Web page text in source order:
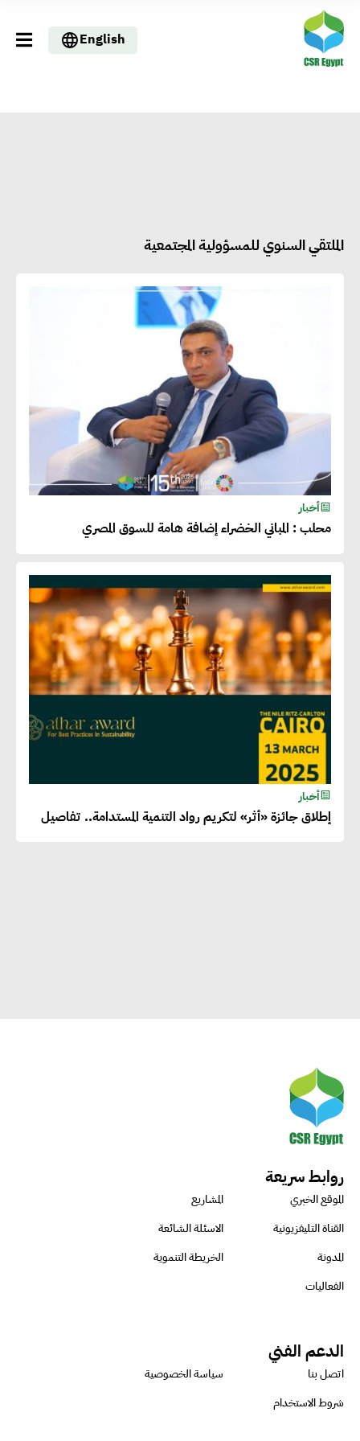
English
الملتقي السنوي للمسؤولية المجتمعية
أخبار
محلب : المباني الخضراء إضافة هامة للسوق المصري
أخبار
إطلاق جائزة «أثر» لتكريم رواد التنمية المستدامة.. تفاصيل
روابط سريعة
الموقع الخبري
المشاريع
القناة التليفزيونية
الاسئلة الشائعة
المدونة
الخريطة التنموية
الفعاليات
الدعم الفني
اتصل بنا
سياسة الخصوصية
شروط الاستخدام